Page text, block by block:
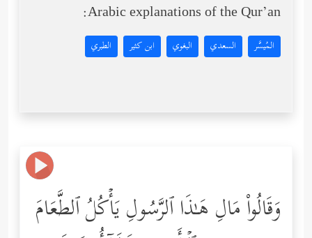
Arabic explanations of the Qur’an:
المُيسَّر السعدي البغوي ابن كثير الطبري
وَقَالُواْ مَالِ هَـٰذَا ٱلرَّسُولِ یَأۡكُلُ ٱلطَّعَامَ